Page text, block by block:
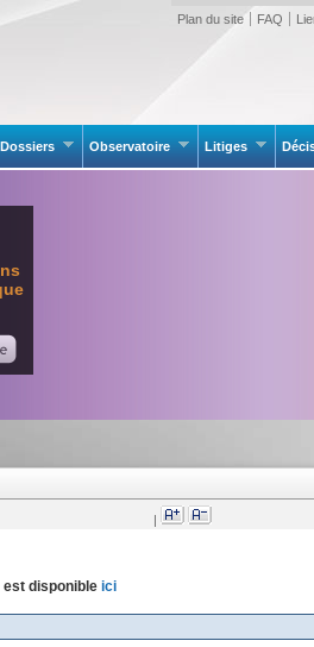
FAQ
Plan du site
Dossiers Observatoire Litiges
|
disponible ici